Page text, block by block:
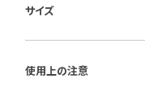
■風防素材：無機ガラス
■ベルト素材：樹脂
タイム・歩数計測機能
サイズ
使用上の注意